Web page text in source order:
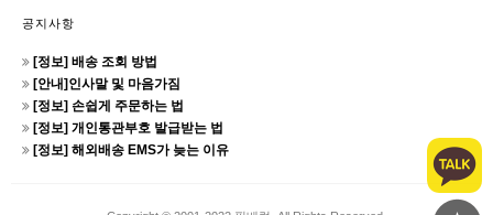
공지사항
[정보] 배송 조회 방법
[안내]인사말 및 마음가짐
[정보] 손쉽게 주문하는 법
[정보] 개인통관부호 발급받는 법
[정보] 해외배송 EMS가 늦는 이유